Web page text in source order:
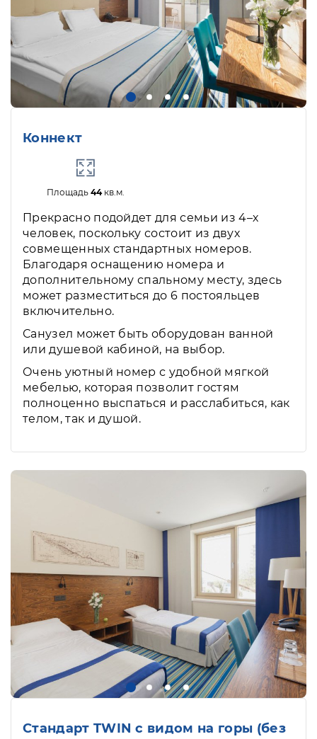
Коннект
Площадь 44кв.м.
Прекрасно подойдет для семьи из 4–х
человек, поскольку состоит из двух
совмещенных стандартных номеров.
Благодаря оснащению номера и
дополнительному спальному месту, здесь
может разместиться до 6 постояльцев
включительно.
Санузел может быть оборудован ванной
или душевой кабиной, на выбор.
Очень уютный номер с удобной мягкой
мебелью, которая позволит гостям
полноценно выспаться и расслабиться, как
телом, так и душой.
Стандарт TWIN с видом на горы (без